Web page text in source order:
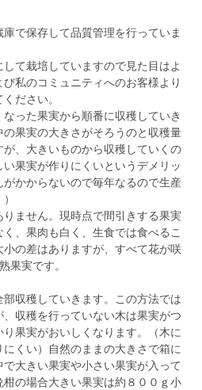
で保存して品質管理を行っていま
て栽培していますので見た目はよ
私のコミュニティへのお客様より
ださい。
った果実から順番に収穫していき
果実の大きさがそろうのと収穫量
、大きいものから収穫していくの
果実が作りにくいというデメリッ
がかからないので毎年なるので生産
ません。現時点で間引きする果実
、果肉も白く、生食では食べるこ
の差はありますが、すべて花が咲
果実です。
収穫していきます。この方法では
収穫を行っていない木は果実がつ
果実がおいしくなります。（木に
くい）自然のままの大きさで箱に
大きい果実や小さい果実が入って
の場合大きい果実は約８００ｇ小